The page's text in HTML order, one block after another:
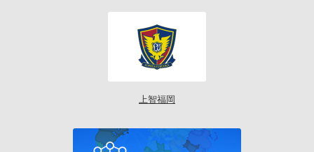
上智福岡